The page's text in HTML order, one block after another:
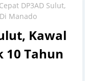
DP3AD Sulut,
Manado
Kawal
10 Tahun